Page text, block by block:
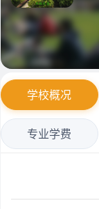
学校概况
专业学费